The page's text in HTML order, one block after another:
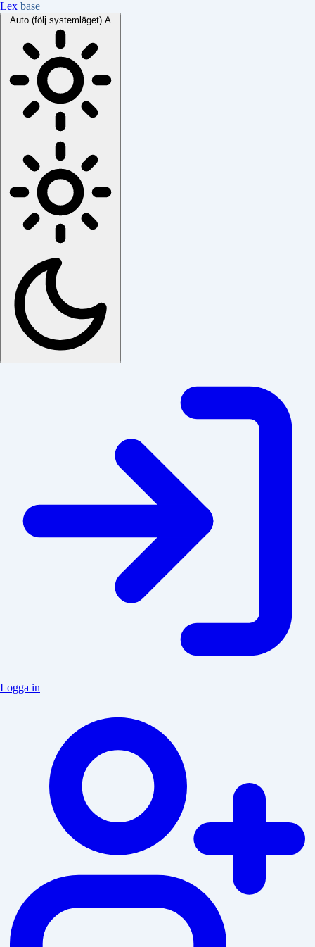
Lex base
Auto (följ systemläget) A
Logga in